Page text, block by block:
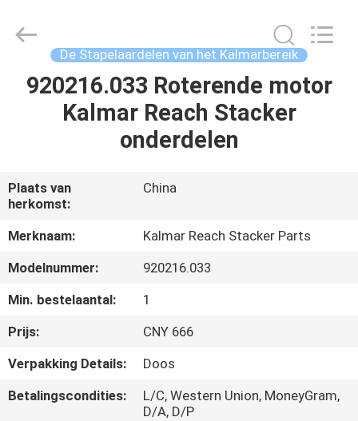
HUIS
PRODUCTEN
ONGEVEER
ONS
FABRIEKSREIS
CONTACTEER
ONS
Reserved.
Developed
De Stapelaardelen van het Kalmarbereik
920216.033 Roterende motor
Kalmar Reach Stacker
onderdelen
Plaats van
herkomst:
China
Merknaam:
Kalmar Reach Stacker Parts
Modelnummer:
920216.033
Min. bestelaantal:
1
Prijs:
CNY 666
Verpakking Details:
Doos
Betalingscondities:
L/C, Western Union, MoneyGram,
D/A, D/P